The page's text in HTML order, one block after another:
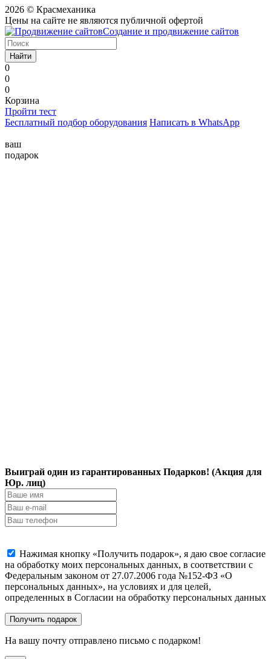
2026 © Красмеханика
Цены на сайте не являются публичной офертой
Создание и продвижение сайтов
Найти
0
0
0
Корзина
Пройти тест
Бесплатный подбор оборудования Написать в WhatsApp
ваш
подарок
Выиграй один из гарантированных Подарков! (Акция для
Юр. лиц)
Нажимая кнопку «Получить подарок», я даю свое согласие
на обработку моих персональных данных, в соответствии с
Федеральным законом от 27.07.2006 года №152-ФЗ «О
персональных данных», на условиях и для целей,
определенных в Согласии на обработку персональных данных
На вашу почту отправлено письмо с подарком!